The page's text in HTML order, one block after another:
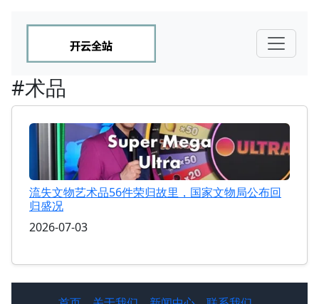
#术品
流失文物艺术品56件荣归故里，国家文物局公布回
归盛况
2026-07-03